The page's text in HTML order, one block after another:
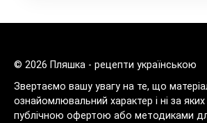
© 2026 Пляшка - рецепти українською
Звертаємо вашу увагу на те, що
ознайомлювальний характер і ні за
публічною офертою або методиками